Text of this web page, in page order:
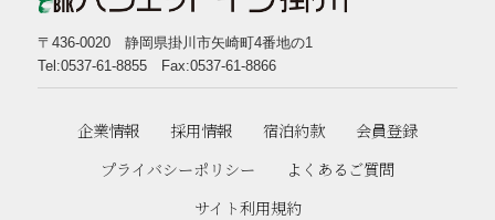
〒436-0020 静岡県掛川市矢崎町4番地の1
Tel:0537-61-8855 Fax:0537-61-8866
企業情報 採用情報 宿泊約款
会員登録
プライバシーポリシー
よくあるご質問
サイト利用規約